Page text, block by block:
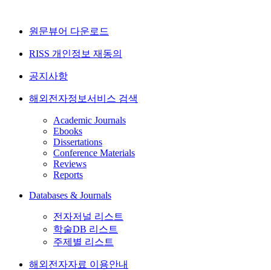
원문뷰어 다운로드
RISS 개인정보 재동의
공지사항
해외전자정보서비스 검색
Academic Journals
Ebooks
Dissertations
Conference Materials
Reviews
Reports
Databases & Journals
전자저널 리스트
학술DB 리스트
주제별 리스트
해외전자자료 이용안내